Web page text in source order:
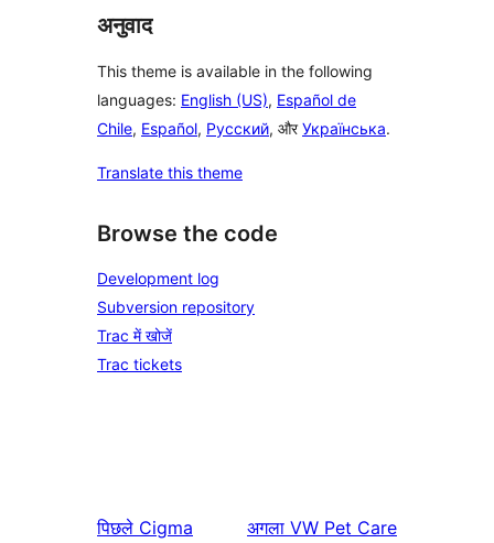
अनुवाद
This theme is available in the following
languages: English (US), Español de
Chile, Español, Русский, औरУкраїнська.
Translate this theme
Browse the code
Development log
Subversion repository
Trac में खोजें
Trac tickets
पिछले Cigma अगला VW Pet Care